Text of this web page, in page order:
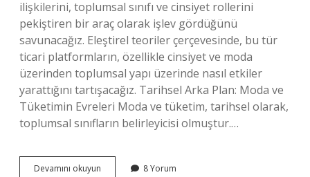
ilişkilerini, toplumsal sınıfı ve cinsiyet rollerini
pekiştiren bir araç olarak işlev gördüğünü
savunacağız. Eleştirel teoriler çerçevesinde, bu tür
ticari platformların, özellikle cinsiyet ve moda
üzerinden toplumsal yapı üzerinde nasıl etkiler
yarattığını tartışacağız. Tarihsel Arka Plan: Moda ve
Tüketimin Evreleri Moda ve tüketim, tarihsel olarak,
toplumsal sınıfların belirleyicisi olmuştur.…
Devamını okuyun Trendyoldan8 Yorum